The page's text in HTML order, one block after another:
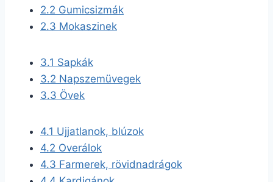
2.2 Gumicsizmák
2.3 Mokaszinek
3.1 Sapkák
3.2 Napszemüvegek
3.3 Övek
4.1 Ujjatlanok, blúzok
4.2 Overálok
4.3 Farmerek, rövidnadrágok